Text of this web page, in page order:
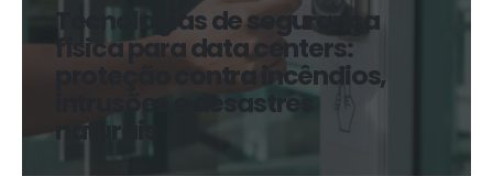
Tecnologias de segurança
física para data centers:
proteção contra incêndios,
intrusões e desastres
naturais